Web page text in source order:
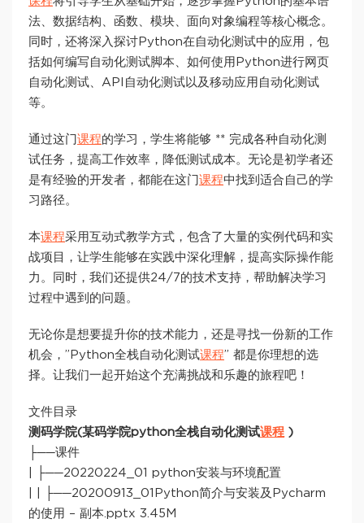
法、数据结构、函数、模块、面向对象编程等核心概念。
同时，还将深入探讨Python在自动化测试中的应用，包
括如何编写自动化测试脚本、如何使用Python进行网页
自动化测试、API自动化测试以及移动应用自动化测试
等。
通过这门 课程的学习，学生将能够 ** 完成各种自动化测
试任务，提高工作效率，降低测试成本。无论是初学者还
是有经验的开发者，都能在这门 课程中找到适合自己的学
习路径。
本课程采用互动式教学方式，包含了大量的实例代码和实
战项目，让学生能够在实践中深化理解，提高实际操作能
力。同时，我们还提供24/7的技术支持，帮助解决学习
过程中遇到的问题。
无论你是想要提升你的技术能力，还是寻找一份新的工作
机会，”Python全栈自动化测试课程” 都是你理想的选
择。让我们一起开始这个充满挑战和乐趣的旅程吧！
文件目录
测码学院(某码学院python全栈自动化测试课程 )
├──课件
| ├──20220224_01 python安装与环境配置
| | ├──20200913_01Python简介与安装及Pycharm
的使用 – 副本.pptx 3.45M